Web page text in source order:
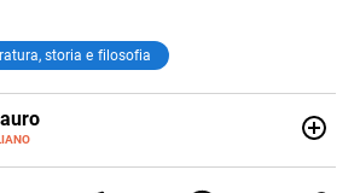
storia e filosofia